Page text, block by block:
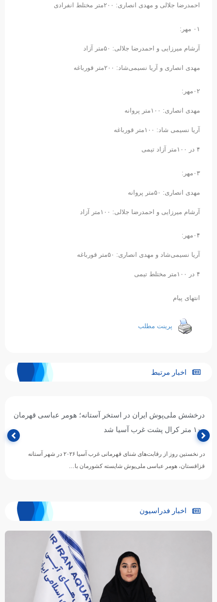
احمدرضا جلالی و مهدی انصاری: ۲۰۰متر مختلط انفرادی
۰۱ مهر:
آرشام میرزایی و احمدرضا جلالی: ۵۰متر آزاد
مهدی انصاری و آریا نسیمی‌شاد: ۲۰۰متر قورباغه
۰۲مهر:
مهدی انصاری: ۱۰۰متر پروانه
آریا نسیمی شاد: ۱۰۰متر قورباغه
۴ در ۱۰۰متر آزاد تیمی
۰۳مهر:
مهدی انصاری: ۵۰متر پروانه
آرشام میرزایی و احمدرضا جلالی: ۱۰۰متر آزاد
۰۴مهر:
آریا نسیمی‌شاد و مهدی انصاری: ۵۰متر قورباغه
۴ در ۱۰۰متر مختلط تیمی
انتهای پیام
پرینت مطلب
اخبار مرتبط
درخشش ملی‌پوش ایران در استخر آستانه؛ هومر عباسی قهرمان
۱۰۰ متر کرال پشت غرب آسیا شد
در نخستین روز از رقابت‌های شنای قهرمانی غرب آسیا ۲۰۲۶ در شهر آستانه
قزاقستان، هومر عباسی ملی‌پوش شایسته کشورمان با…
اخبار فدراسیون